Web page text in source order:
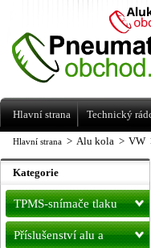
Hlavní strana > Alu kola > VW
Kategorie
TPMS-snímače tlaku
Příslušenství alu a
Levné pneumatiky letní,
a litá kola Racing Line
Hlavní strana Technický